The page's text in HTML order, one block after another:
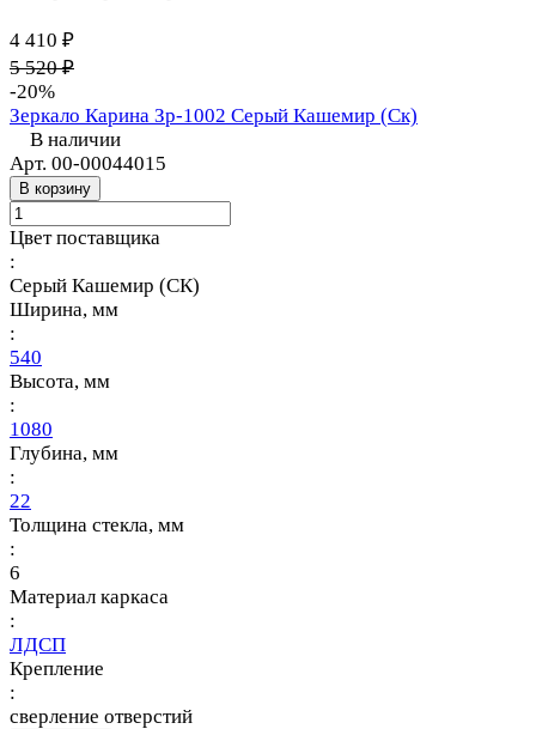
4 410 ₽
5 520 ₽
-20%
Зеркало Карина Зр-1002 Серый Кашемир (Ск)
В наличии
Арт. 00-00044015
В корзину
Цвет поставщика
:
Серый Кашемир (СК)
Ширина, мм
:
540
Высота, мм
:
1080
Глубина, мм
:
22
Толщина стекла, мм
:
6
Материал каркаса
:
ЛДСП
Крепление
:
сверление отверстий